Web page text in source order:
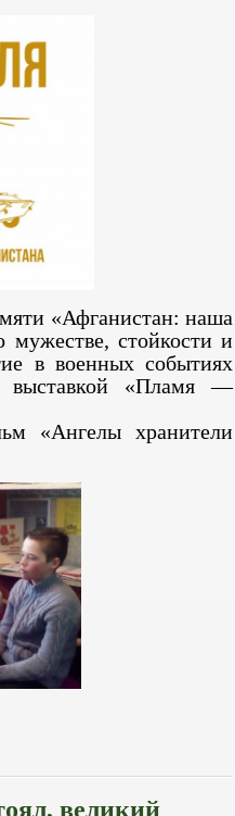
«Афганистан: наша
мужестве, стойкости и
в военных событиях
выставкой «Пламя —
«Ангелы хранители
великий